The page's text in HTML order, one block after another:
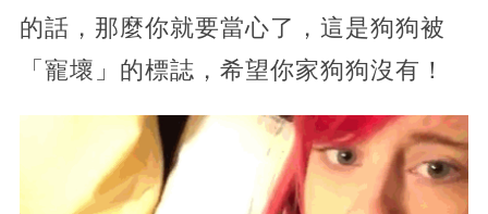
的話，那麼你就要當心了，這是狗狗被
「寵壞」的標誌，希望你家狗狗沒有！